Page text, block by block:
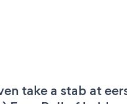
take a stab at